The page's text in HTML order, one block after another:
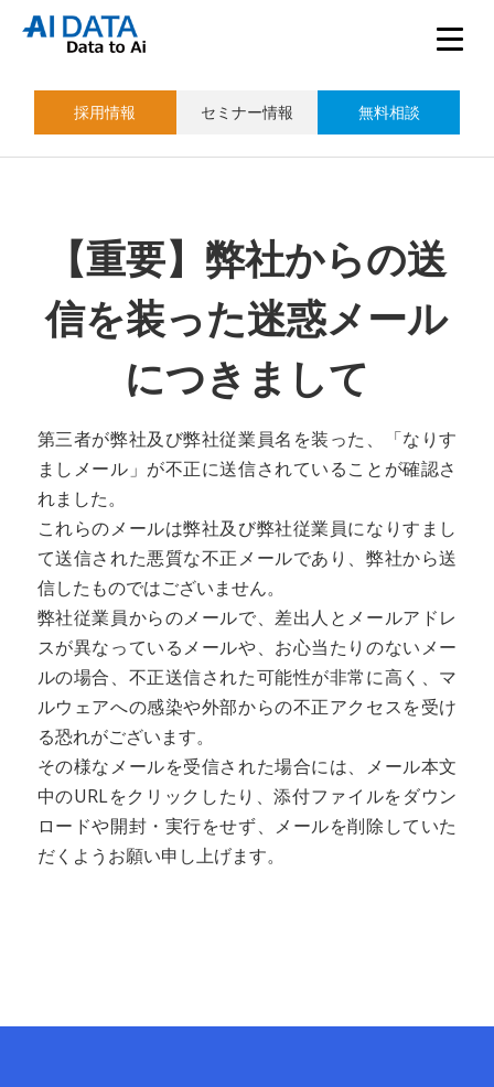
採用情報 セミナー情報 無料相談
【重要】弊社からの送
信を装った迷惑メール
につきまして
第三者が弊社及び弊社従業員名を装った、「なりす
ましメール」が不正に送信されていることが確認さ
れました。
これらのメールは弊社及び弊社従業員になりすまし
て送信された悪質な不正メールであり、弊社から送
信したものではございません。
弊社従業員からのメールで、差出人とメールアドレ
スが異なっているメールや、お心当たりのないメー
ルの場合、不正送信された可能性が非常に高く、マ
ルウェアへの感染や外部からの不正アクセスを受け
る恐れがございます。
その様なメールを受信された場合には、メール本文
中のURLをクリックしたり、添付ファイルをダウン
ロードや開封・実行をせず、メールを削除していた
だくようお願い申し上げます。